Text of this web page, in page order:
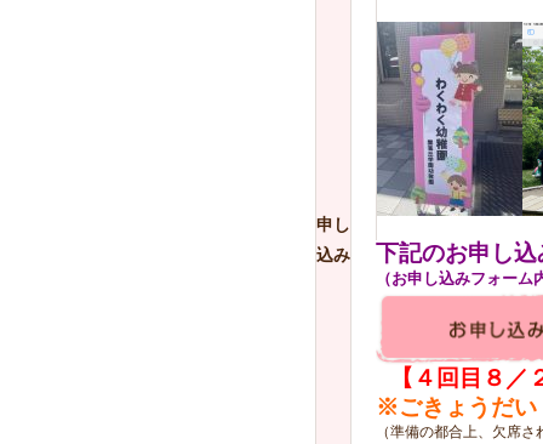
申し
込み
下記のお申し
（お申し込みフォー
【４回目８
※ごきょうだい
（準備の都合上、欠席